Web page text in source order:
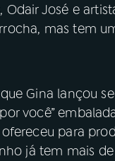
José e
mas tem
Gina lançou
você”
para
já tem mais